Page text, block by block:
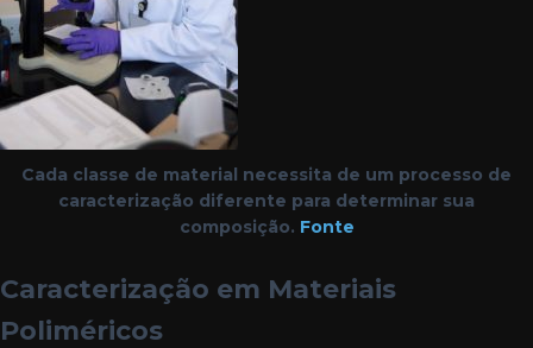
Cada classe de material necessita de um processo de
caracterização diferente para determinar sua
composição. Fonte
Caracterização em Materiais
Poliméricos